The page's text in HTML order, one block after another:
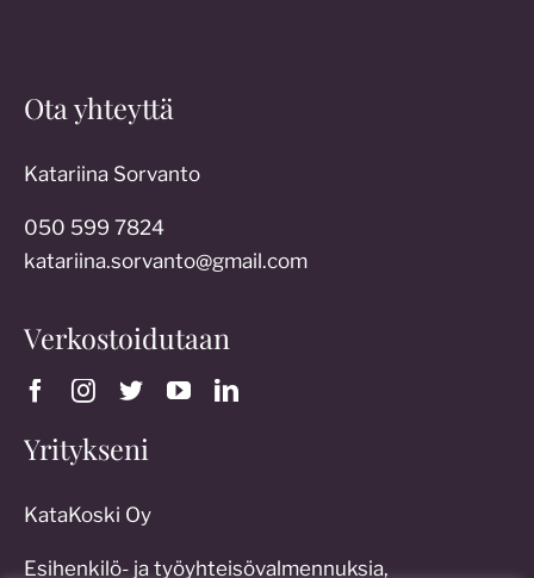
Ota yhteyttä
Katariina Sorvanto
050 599 7824
katariina.sorvanto@gmail.com
Verkostoidutaan
Yritykseni
KataKoski Oy
Esihenkilö- ja työyhteisövalmennuksia,